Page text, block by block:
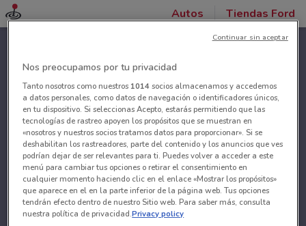
Autos Tiendas Ford
Nos preocupamos por tu privacidad
Tanto nosotros como nuestros 1014socios almacenamos y accedemos
a datos personales, como datos de navegación o identificadores únicos,
en tu dispositivo. Si seleccionas Acepto, estarás permitiendo que las
tecnologías de rastreo apoyen los propósitos que se muestran en
«nosotros y nuestros socios tratamos datos para proporcionar». Si se
deshabilitan los rastreadores, parte del contenido y los anuncios que ves
podrían dejar de ser relevantes para ti. Puedes volver a acceder a este
menú para cambiar tus opciones o retirar el consentimiento en
cualquier momento haciendo clic en el enlace «Mostrar los propósitos»
que aparece en el en la parte inferior de la página web. Tus opciones
tendrán efecto dentro de nuestro Sitio web. Para saber más, consulta
nuestra política de privacidad.Privacy policy
Continuar sin aceptar